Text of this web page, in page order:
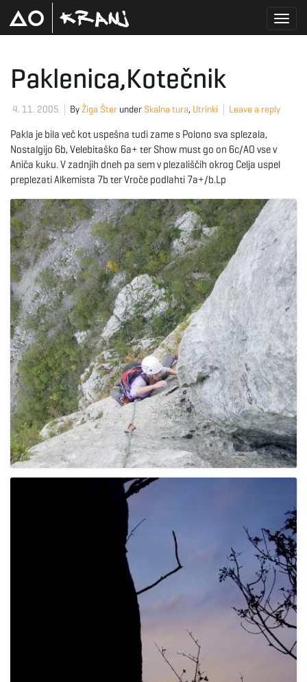
g
l
e
n
a
i
g
Paklenica,Kotečnik
4. 11. 2005 ByŽiga Šter under Skalna tura, Utrinki Leave a reply
Pakla je bila več kot uspešna tudi zame s Polono sva splezala,
Nostalgijo 6b, Velebitaško 6a+ ter Show must go on 6c/AO vse v
Aniča kuku. V zadnjih dneh pa sem v plezališčih okrog Celja uspel
preplezati Alkemista 7b ter Vroče podlahti 7a+/b.Lp